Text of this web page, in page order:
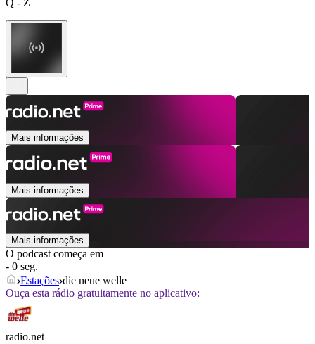
Mais informações
Mais informações
Mais informações
O podcast começa em
- 0 seg.
Estações die neue welle
Ouça esta rádio gratuitamente no aplicativo:
radio.net